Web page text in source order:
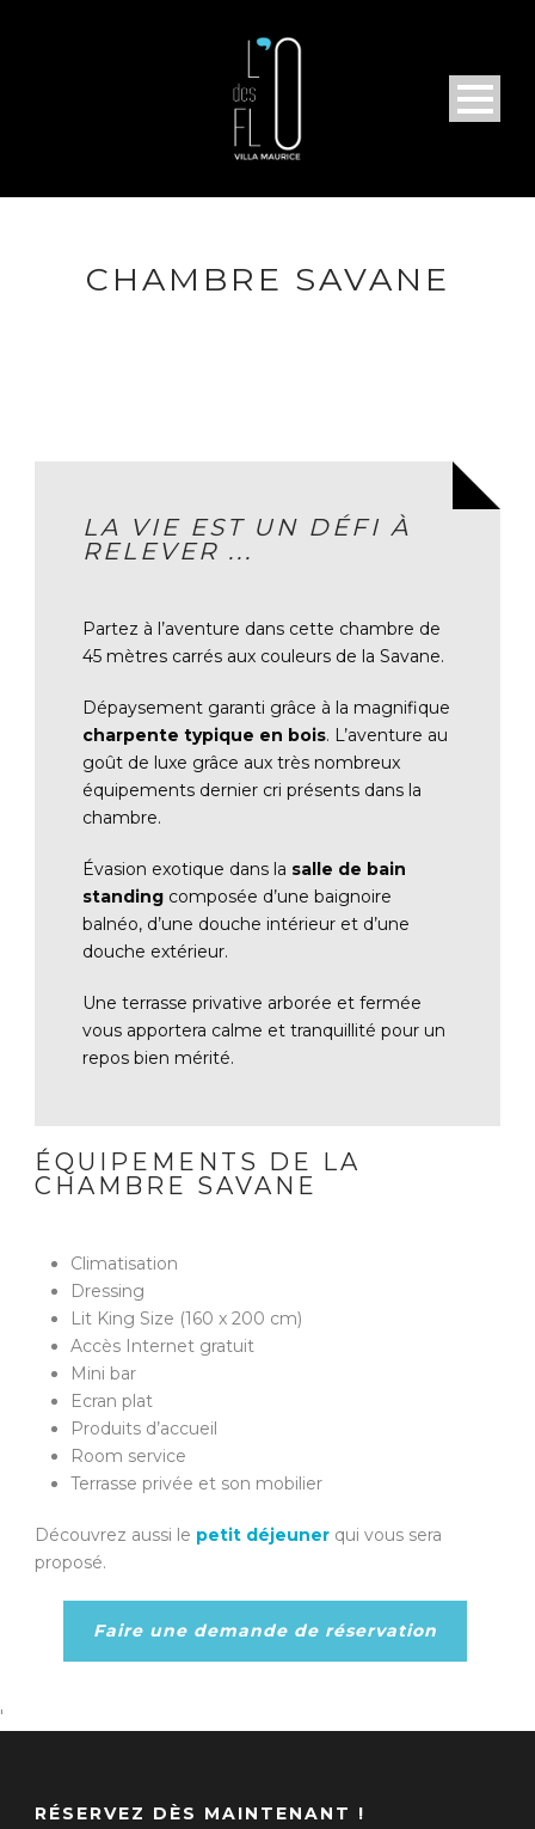
CHAMBRE SAVANE
LA VIE EST UN DÉFI À
RELEVER ...
Partez à l’aventure dans cette chambre de
45 mètres carrés aux couleurs de la Savane.
Dépaysement garanti grâce à la magnifique
charpente typique en bois. L’aventure au
goût de luxe grâce aux très nombreux
équipements dernier cri présents dans la
chambre.
Évasion exotique dans la salle de bain
standing composée d’une baignoire
balnéo, d’une douche intérieur et d’une
douche extérieur.
Une terrasse privative arborée et fermée
vous apportera calme et tranquillité pour un
repos bien mérité.
ÉQUIPEMENTS DE LA
CHAMBRE SAVANE
Climatisation
Dressing
Lit King Size (160 x 200 cm)
Accès Internet gratuit
Mini bar
Ecran plat
Produits d’accueil
Room service
Terrasse privée et son mobilier
Découvrez aussi le petit déjeuner qui vous sera
proposé.
Faire une demande de réservation
'
RÉSERVEZ DÈS MAINTENANT !